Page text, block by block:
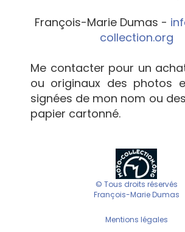
François-Marie Dumas -
collection.org
Me contacter pour un
ou originaux des photos
signées de mon nom ou
papier cartonné.
© Tous droits réservés
François-Marie Dumas
Mentions légales